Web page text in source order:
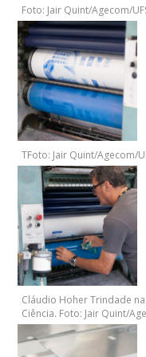
Foto: Jair Quint/Agecom/
TFoto: Jair Quint/Agecom/
Cláudio Hoher Trindade
Ciência. Foto: Jair Quint/